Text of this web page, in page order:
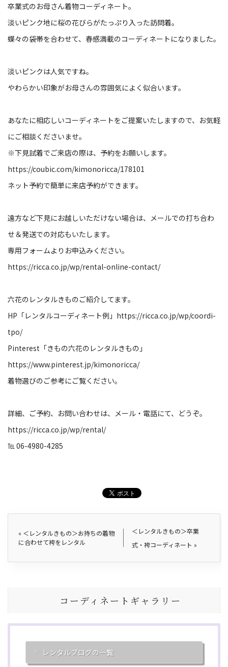
卒業式のお母さん着物コーディネート。
淡いピンク地に桜の花びらがたっぷり入った訪問着。
蝶々の袋帯を合わせて、春感満載のコーディネートになりました。
淡いピンクは人気ですね。
やわらかい印象がお母さんの雰囲気によく似合います。
あなたに相応しいコーディネートをご提案いたしますので、お気軽
にご相談くださいませ。
※下見試着でご来店の際は、予約をお願いします。
https://coubic.com/kimonoricca/178101
ネット予約で簡単に来店予約ができます。
遠方など下見にお越しいただけない場合は、メールでの打ち合わ
せ＆発送での対応もいたします。
専用フォームよりお申込みください。
https://ricca.co.jp/wp/rental-online-contact/
六花のレンタルきものご紹介してます。
HP「レンタルコーディネート例」 https://ricca.co.jp/wp/coordi-
tpo/
Pinterest「きもの六花のレンタルきもの」
https://www.pinterest.jp/kimonoricca/
着物選びのご参考にご覧ください。
詳細、ご予約、お問い合わせは、メール・電話にて、どうぞ。
https://ricca.co.jp/wp/rental/
℡ 06-4980-4285
« ＜レンタルきもの＞お持ちの着物
に合わせて袴をレンタル
＜レンタルきもの＞卒業
式・袴コーディネート »
コーディネートギャラリー
レンタルブログの一覧